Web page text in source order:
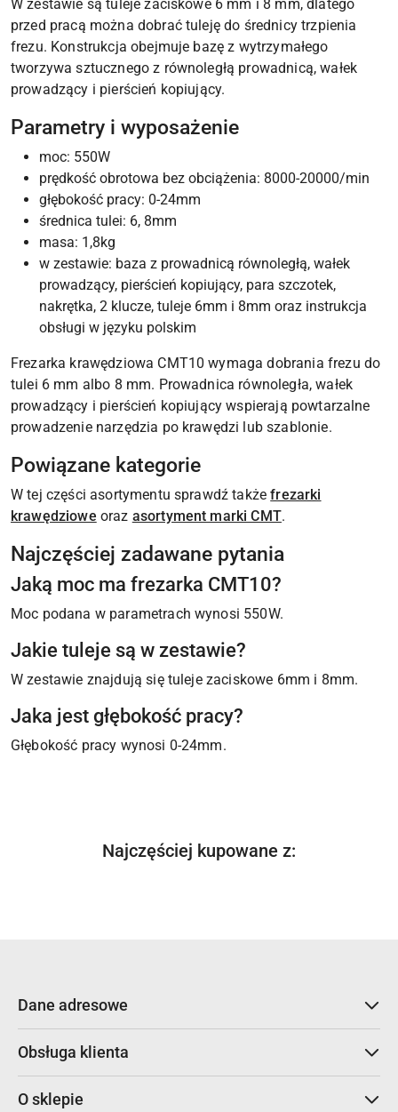
W zestawie są tuleje zaciskowe 6 mm i 8 mm, dlatego
przed pracą można dobrać tuleję do średnicy trzpienia
frezu. Konstrukcja obejmuje bazę z wytrzymałego
tworzywa sztucznego z równoległą prowadnicą, wałek
prowadzący i pierścień kopiujący.
Parametry i wyposażenie
moc: 550W
prędkość obrotowa bez obciążenia: 8000-20000/min
głębokość pracy: 0-24mm
średnica tulei: 6, 8mm
masa: 1,8kg
w zestawie: baza z prowadnicą równoległą, wałek
prowadzący, pierścień kopiujący, para szczotek,
nakrętka, 2 klucze, tuleje 6mm i 8mm oraz instrukcja
obsługi w języku polskim
Frezarka krawędziowa CMT10 wymaga dobrania frezu do
tulei 6 mm albo 8 mm. Prowadnica równoległa, wałek
prowadzący i pierścień kopiujący wspierają powtarzalne
prowadzenie narzędzia po krawędzi lub szablonie.
Powiązane kategorie
W tej części asortymentu sprawdź takżefrezarki
krawędziowe oraz asortyment marki CMT.
Najczęściej zadawane pytania
Jaką moc ma frezarka CMT10?
Moc podana w parametrach wynosi 550W.
Jakie tuleje są w zestawie?
W zestawie znajdują się tuleje zaciskowe 6mm i 8mm.
Jaka jest głębokość pracy?
Głębokość pracy wynosi 0-24mm.
Pomiń karuzelę produktów
Produkty
Najczęściej kupowane z:
Dane adresowe
Obsługa klienta
O sklepie